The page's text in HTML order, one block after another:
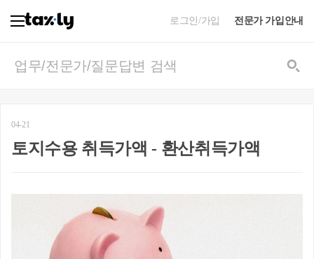
로그인/가입 전문가 가입안내
04-21
토지수용 취득가액 - 환산취득가액